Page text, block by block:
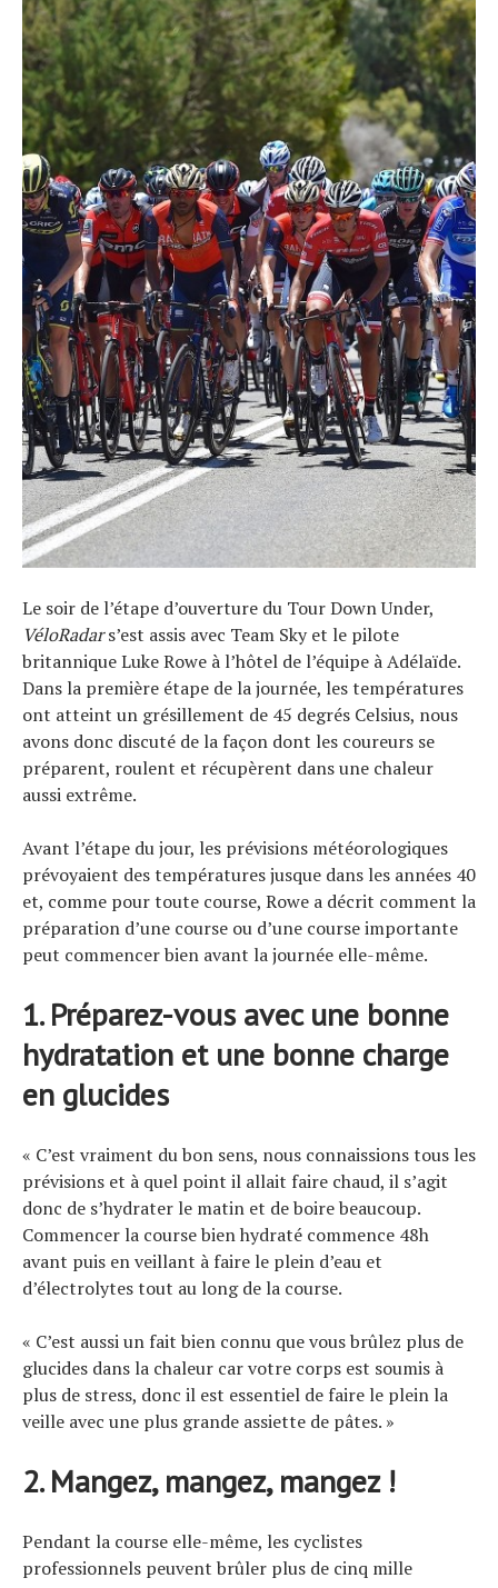
Le soir de l’étape d’ouverture du Tour Down Under,
VéloRadars’est assis avec Team Sky et le pilote
britannique Luke Rowe à l’hôtel de l’équipe à Adélaïde.
Dans la première étape de la journée, les températures
ont atteint un grésillement de 45 degrés Celsius, nous
avons donc discuté de la façon dont les coureurs se
préparent, roulent et récupèrent dans une chaleur
aussi extrême.
Avant l’étape du jour, les prévisions météorologiques
prévoyaient des températures jusque dans les années 40
et, comme pour toute course, Rowe a décrit comment la
préparation d’une course ou d’une course importante
peut commencer bien avant la journée elle-même.
1. Préparez-vous avec une bonne
hydratation et une bonne charge
en glucides
« C’est vraiment du bon sens, nous connaissions tous les
prévisions et à quel point il allait faire chaud, il s’agit
donc de s’hydrater le matin et de boire beaucoup.
Commencer la course bien hydraté commence 48h
avant puis en veillant à faire le plein d’eau et
d’électrolytes tout au long de la course.
« C’est aussi un fait bien connu que vous brûlez plus de
glucides dans la chaleur car votre corps est soumis à
plus de stress, donc il est essentiel de faire le plein la
veille avec une plus grande assiette de pâtes. »
2. Mangez, mangez, mangez !
Pendant la course elle-même, les cyclistes
professionnels peuvent brûler plus de cinq mille
Tests de produits
Conseils
Tendances
Tous nos articles
À propos